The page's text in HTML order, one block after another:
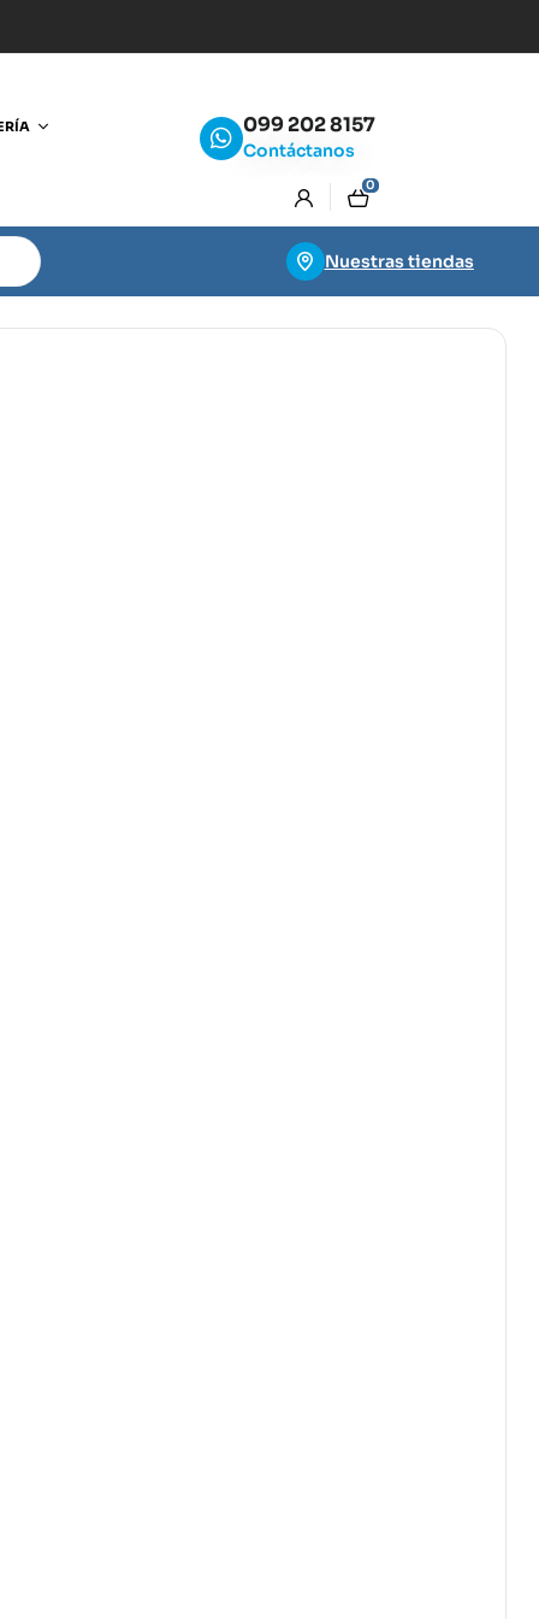
099 202 8157
Contáctanos
0
Nuestras tiendas